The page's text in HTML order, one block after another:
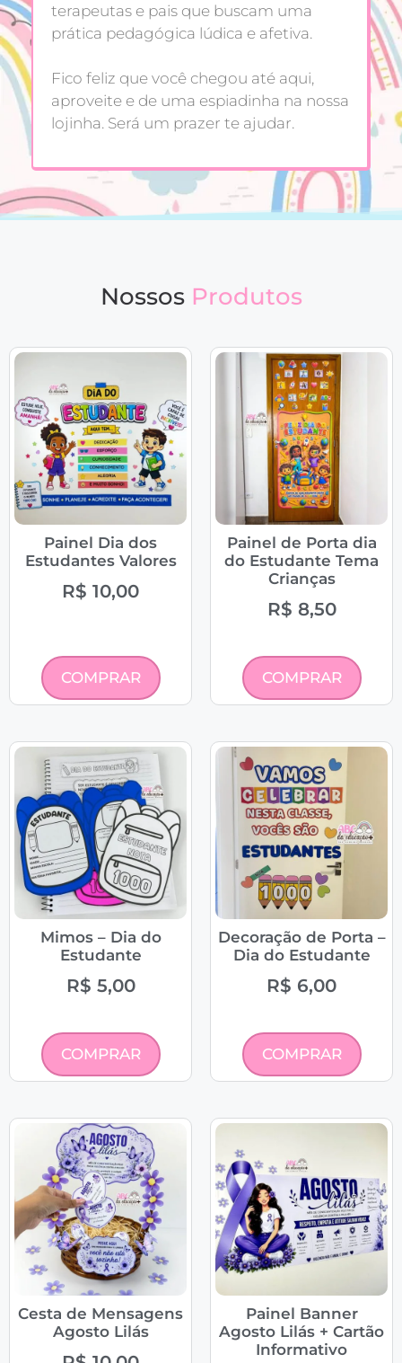
terapeutas e pais que buscam uma
prática pedagógica lúdica e afetiva.
Fico feliz que você chegou até aqui,
aproveite e de uma espiadinha na nossa
lojinha. Será um prazer te ajudar.
Nossos Produtos
Painel Dia dos
Estudantes Valores
R$ 10,00
COMPRAR
Painel de Porta dia
do Estudante Tema
Crianças
R$ 8,50
COMPRAR
Mimos – Dia do
Estudante
R$ 5,00
COMPRAR
Decoração de Porta –
Dia do Estudante
R$ 6,00
COMPRAR
Cesta de Mensagens
Agosto Lilás
Painel Banner
Agosto Lilás + Cartão
Informativo